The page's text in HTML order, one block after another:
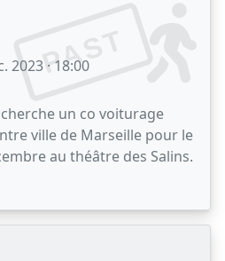
PAST
2023 · 18:00
un co voiturage
ville de Marseille pour le
au théâtre des Salins.